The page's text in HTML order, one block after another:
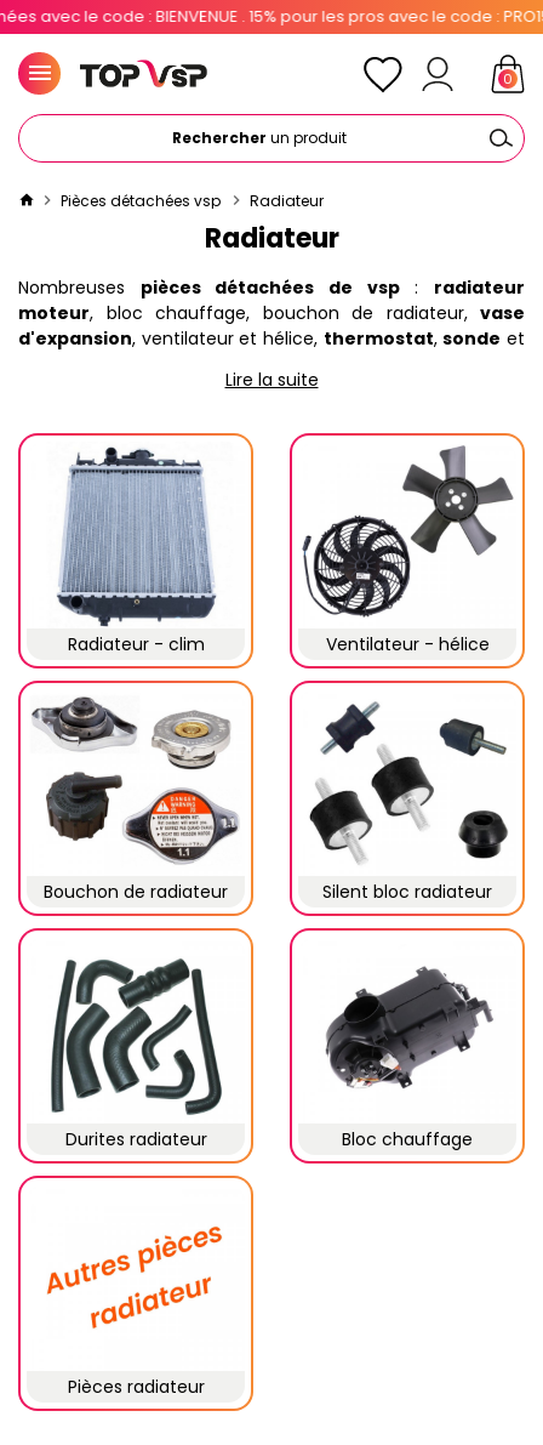
. 15% pour les pros avec le code : PRO15
Rechercher un produit
0
Pièces détachées vsp Radiateur
Radiateur
Nombreuses pièces détachées de vsp: radiateur
moteur, bloc chauffage, bouchon de radiateur, vase
d'expansion, ventilateur et hélice, thermostat,sonde et
d'occasion pas cher. 10 à 15% de réduction immédiate pour
Lire la suite
Radiateur - clim Ventilateur - hélice
Bouchon de radiateur Silent bloc radiateur
Durites radiateur Bloc chauffage
Pièces radiateur